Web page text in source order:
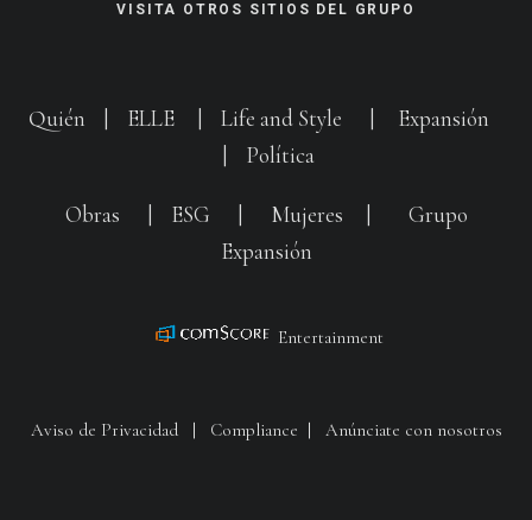
VISITA OTROS SITIOS DEL GRUPO
Quién ELLE Life and Style
Expansión
Política
Obras ESG Mujeres
Grupo
Expansión
Entertainment
Aviso de Privacidad| Compliance Anúnciate con nosotros